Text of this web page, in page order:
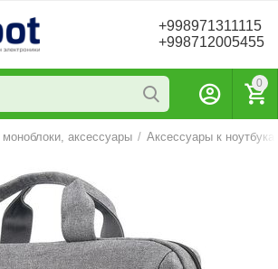
+998971311115
+998712005455
0
моноблоки, аксессуары / Аксессуары к